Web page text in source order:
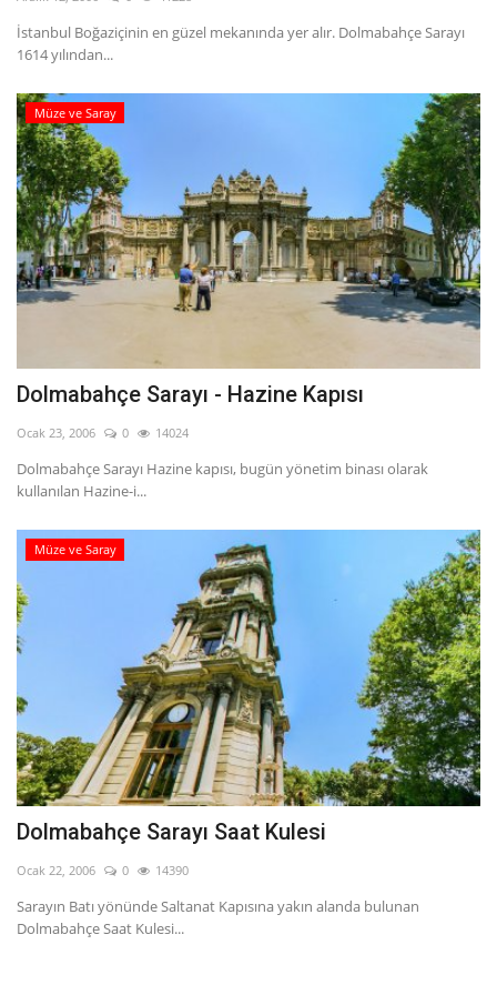
English Turkish
İstanbul Boğaziçinin en güzel mekanında yer alır. Dolmabahçe Sarayı
1614 yılından...
Müze ve Saray
Dolmabahçe Sarayı - Hazine Kapısı
Ocak 23, 2006 0 14024
Dolmabahçe Sarayı Hazine kapısı, bugün yönetim binası olarak
kullanılan Hazine-i...
Müze ve Saray
Dolmabahçe Sarayı Saat Kulesi
Ocak 22, 2006 0 14390
Sarayın Batı yönünde Saltanat Kapısına yakın alanda bulunan
Dolmabahçe Saat Kulesi...